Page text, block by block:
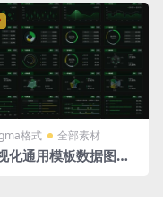
格式 全部素材
化通用模板数据图表